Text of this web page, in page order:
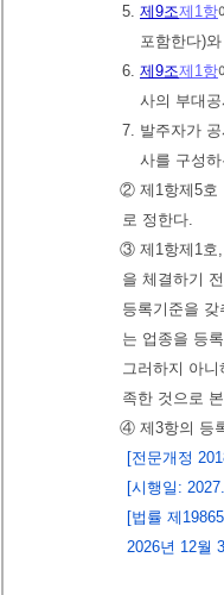
5. 제9조제1항
포함한다)
6. 제9조제1항
사의 부대
7. 발주자가
사를 구성
② 제1항제5호
로 정한다.
③ 제1항제1호,
을 체결하기
등록기준을
는 업종을 등
그러하지 아
족한 것으로
④ 제3항의 등
[전문개정
[시행일:
[법률 제
2026년 12월